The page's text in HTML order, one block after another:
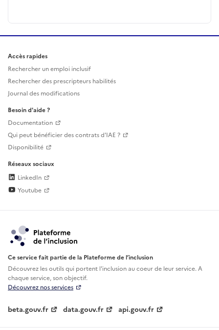
Accès rapides
Rechercher un emploi inclusif
Rechercher des prescripteurs habilités
Journal des modifications
Besoin d'aide ?
Documentation
Qui peut bénéficier des contrats d'IAE ?
Disponibilité
Réseaux sociaux
LinkedIn
Youtube
Ce service fait partie de la Plateforme de l’inclusion
Découvrez les outils qui portent l'inclusion aucoeur de leur service. A
chaque service, son objectif.
Découvrez nos services
beta.gouv.fr data.gouv.fr api.gouv.fr